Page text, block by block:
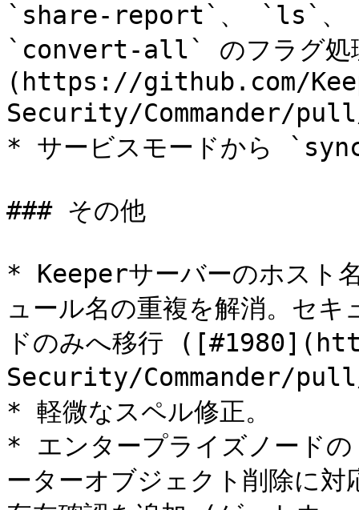
`share-report`、 `ls`
`convert-all` のフラグ処
(https://github.com/
Security/Commander/
* サービスモードから
### その他
* Keeperサーバーのホスト
ュール名の重複を解消。セ
ドのみへ移行
Security/Commander/
* 軽微なスペル修正。
* エンタープライズノー
ーターオブジェクト削除に対